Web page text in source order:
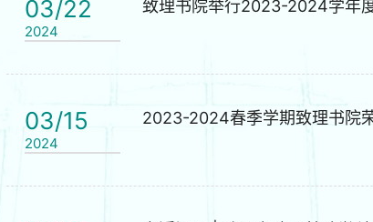
03/22
2024
致理书院举行2023-2024学年
03/15
2024
2023-2024春季学期致理书院